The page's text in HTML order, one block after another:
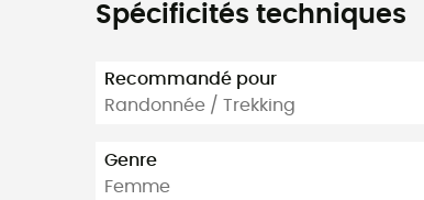
Spécificités techniques
Recommandé pour
Randonnée / Trekking
Genre
Femme